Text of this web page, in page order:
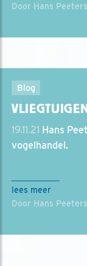
Door Hans Peeters
Blog
19.11.21 Hans
vogelhandel.
lees meer
Door Hans Peeters